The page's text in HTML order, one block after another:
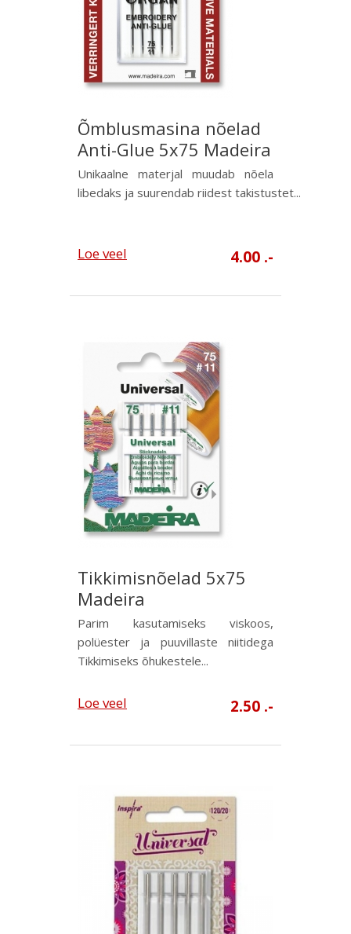
Õmblusmasina nõelad
Anti-Glue 5x75 Madeira
Unikaalne materjal muudab nõela
libedaks ja suurendab riidest takistustet...
Loe veel 4.00 .-
Tikkimisnõelad 5x75
Madeira
Parim kasutamiseks viskoos,
polüester ja puuvillaste niitidega
Tikkimiseks õhukestele...
Loe veel 2.50 .-